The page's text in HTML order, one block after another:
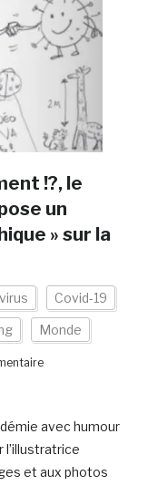
!?, le
un
» sur la
Covid-19
Monde
avec humour
l’illustratrice
et aux photos